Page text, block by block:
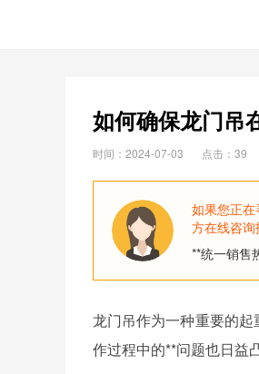
如何确保龙门吊
时间：2024-07-03 点击：39
如果您正
方在线咨询
**统一销售
龙门吊作为一种重要的
作过程中的**问题也日益